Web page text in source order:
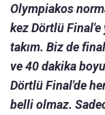
Olympiakos
kez Dörtlü Final'e
takım. Biz de
ve 40 dakika
Dörtlü Final'de
belli olmaz.